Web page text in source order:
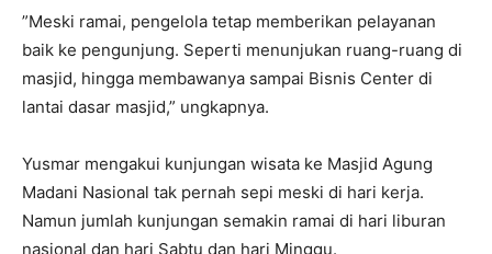
”Meski ramai, pengelola tetap memberikan pelayanan
baik ke pengunjung. Seperti menunjukan ruang-ruang di
masjid, hingga membawanya sampai Bisnis Center di
lantai dasar masjid,” ungkapnya.
Yusmar mengakui kunjungan wisata ke Masjid Agung
Madani Nasional tak pernah sepi meski di hari kerja.
Namun jumlah kunjungan semakin ramai di hari liburan
nasional dan hari Sabtu dan hari Minggu.